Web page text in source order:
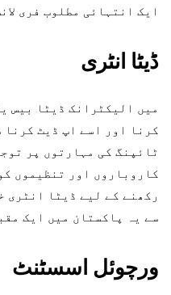
ایک انتہائی مطلوب فری
ڈیٹا انٹری
میں الیکٹرانک ڈیٹا بیس
کرنا اور اسے اپ ڈیٹ کرنا
ٹائپنگ کی مہارتوں پر
کاروباروں اور تنظیموں
رکھنے کے لیے ڈیٹا انٹری
سے یہ پاکستان میں ایک
ورچوئل اسسٹنٹ